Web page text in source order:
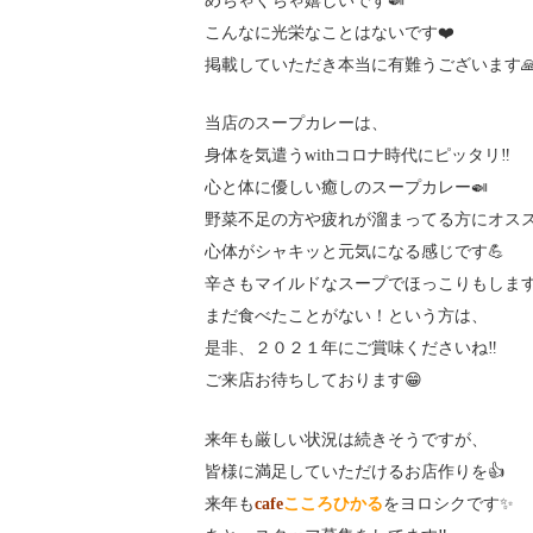
こんなに光栄なことはないです❤️
掲載していただき本当に有難うございます
当店のスープカレーは、
身体を気遣うwithコロナ時代にピッタリ‼️
心と体に優しい癒しのスープカレー🍛
野菜不足の方や疲れが溜まってる方にオス
心体がシャキッと元気になる感じです💪
辛さもマイルドなスープでほっこりもしま
まだ食べたことがない！という方は、
是非、２０２１年にご賞味くださいね‼️
ご来店お待ちしております😁
来年も厳しい状況は続きそうですが、
皆様に満足していただけるお店作りを👍
来年もcafeこころひかるをヨロシクです✨